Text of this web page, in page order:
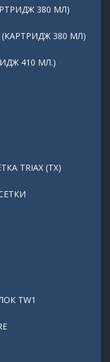
380 МЛ)
380 МЛ)
410 МЛ.)
TRIAX (TX)
TW1